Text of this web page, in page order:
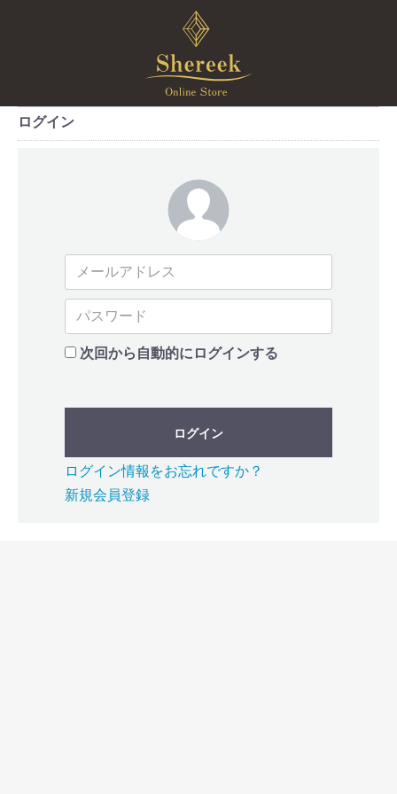
ログイン
次回から自動的にログインする
ログイン
ログイン情報をお忘れですか？
新規会員登録